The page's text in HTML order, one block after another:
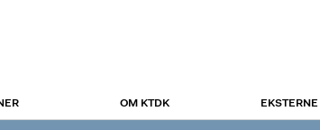
OM KTDK